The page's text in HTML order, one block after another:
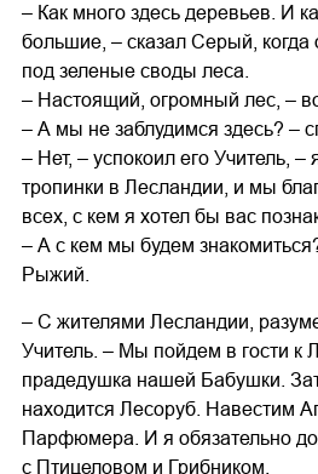
– Как много здесь деревьев. И
большие, – сказал Серый,
под зеленые своды леса.
– Настоящий, огромный лес, –
– А мы не заблудимся здесь? –
– Нет, – успокоил его Учитель, –
тропинки в Лесландии, и мы
всех, с кем я хотел бы вас
– А с кем мы будем
Рыжий.
– С жителями Лесландии,
Учитель. – Мы пойдем в гости к
прадедушка нашей Бабушки.
находится Лесоруб. Навестим
Парфюмера. И я обязательно
с Птицеловом и Грибником.